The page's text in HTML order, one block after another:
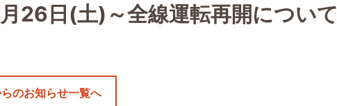
26日(土)～全線運転再開について
のお知らせ一覧へ